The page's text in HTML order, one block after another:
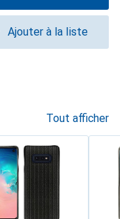
Ajouter à la liste
Tout afficher